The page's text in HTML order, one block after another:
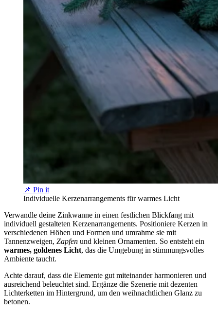
📌 Pin it
Individuelle Kerzenarrangements für warmes Licht
Verwandle deine Zinkwanne in einen festlichen Blickfang mit
individuell gestalteten Kerzenarrangements. Positioniere Kerzen in
verschiedenen Höhen und Formen und umrahme sie mit
Tannenzweigen, Zapfen und kleinen Ornamenten. So entsteht ein
warmes, goldenes Licht, das die Umgebung in stimmungsvolles
Ambiente taucht.
Achte darauf, dass die Elemente gut miteinander harmonieren und
ausreichend beleuchtet sind. Ergänze die Szenerie mit dezenten
Lichterketten im Hintergrund, um den weihnachtlichen Glanz zu
betonen.